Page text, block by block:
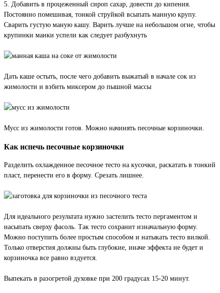
5. Добавить в процеженный сироп сахар, довести до кипения.
Постоянно помешивая, тонкой струйкой всыпать манную крупу.
Сварить густую маную кашу. Варить лучше на небольшом огне, чтобы
крупинки манки успели как следует разбухнуть
Дать каше остыть, после чего добавить выжатый в начале сок из
жимолости и взбить миксером до пышной массы
Мусс из жимолости готов. Можно начинять песочные корзиночки.
Как испечь песочные корзиночки
Разделить охлажденное песочное тесто на кусочки, раскатать в тонкий
пласт, перенести его в форму. Срезать лишнее.
Для идеального результата нужно застелить тесто пергаментом и
насыпать сверху фасоль. Так тесто сохранит изначальную форму.
Можно поступить более простым способом и натыкать тесто вилкой.
Только отверстия должны быть глубокие, иначе эффекта не будет и
корзиночка все равно вздуется.
Выпекать в разогретой духовке при 200 градусах 15-20 минут.